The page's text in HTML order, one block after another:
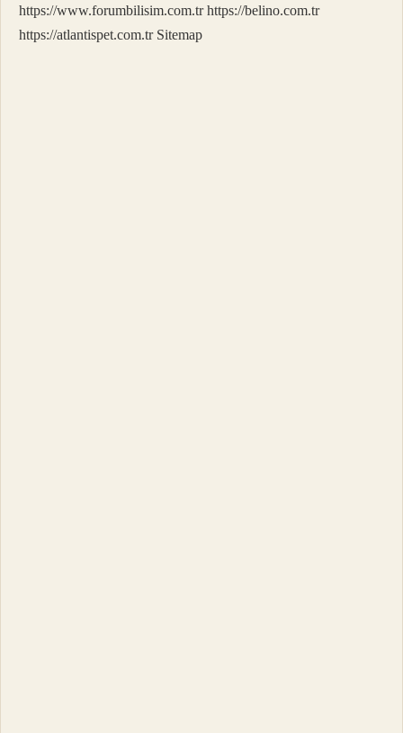
Gün
Mü
https://www.forumbilisim.com.tr https://belino.com.tr
https://atlantispet.com.tr Sitemap